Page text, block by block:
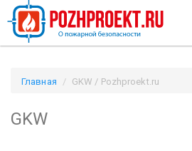
Главная GKW / Pozhproekt.ru
GKW